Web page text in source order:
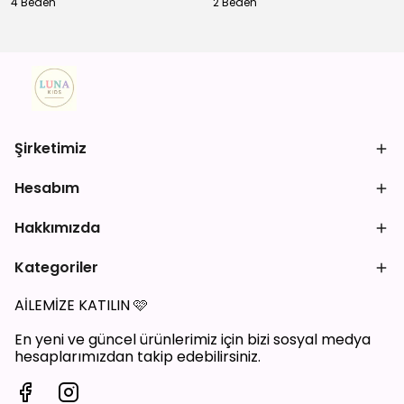
Şirketimiz
Hesabım
Hakkımızda
Kategoriler
AİLEMİZE KATILIN🩷
En yeni ve güncel ürünlerimiz için bizi sosyal medya
hesaplarımızdan takip edebilirsiniz.